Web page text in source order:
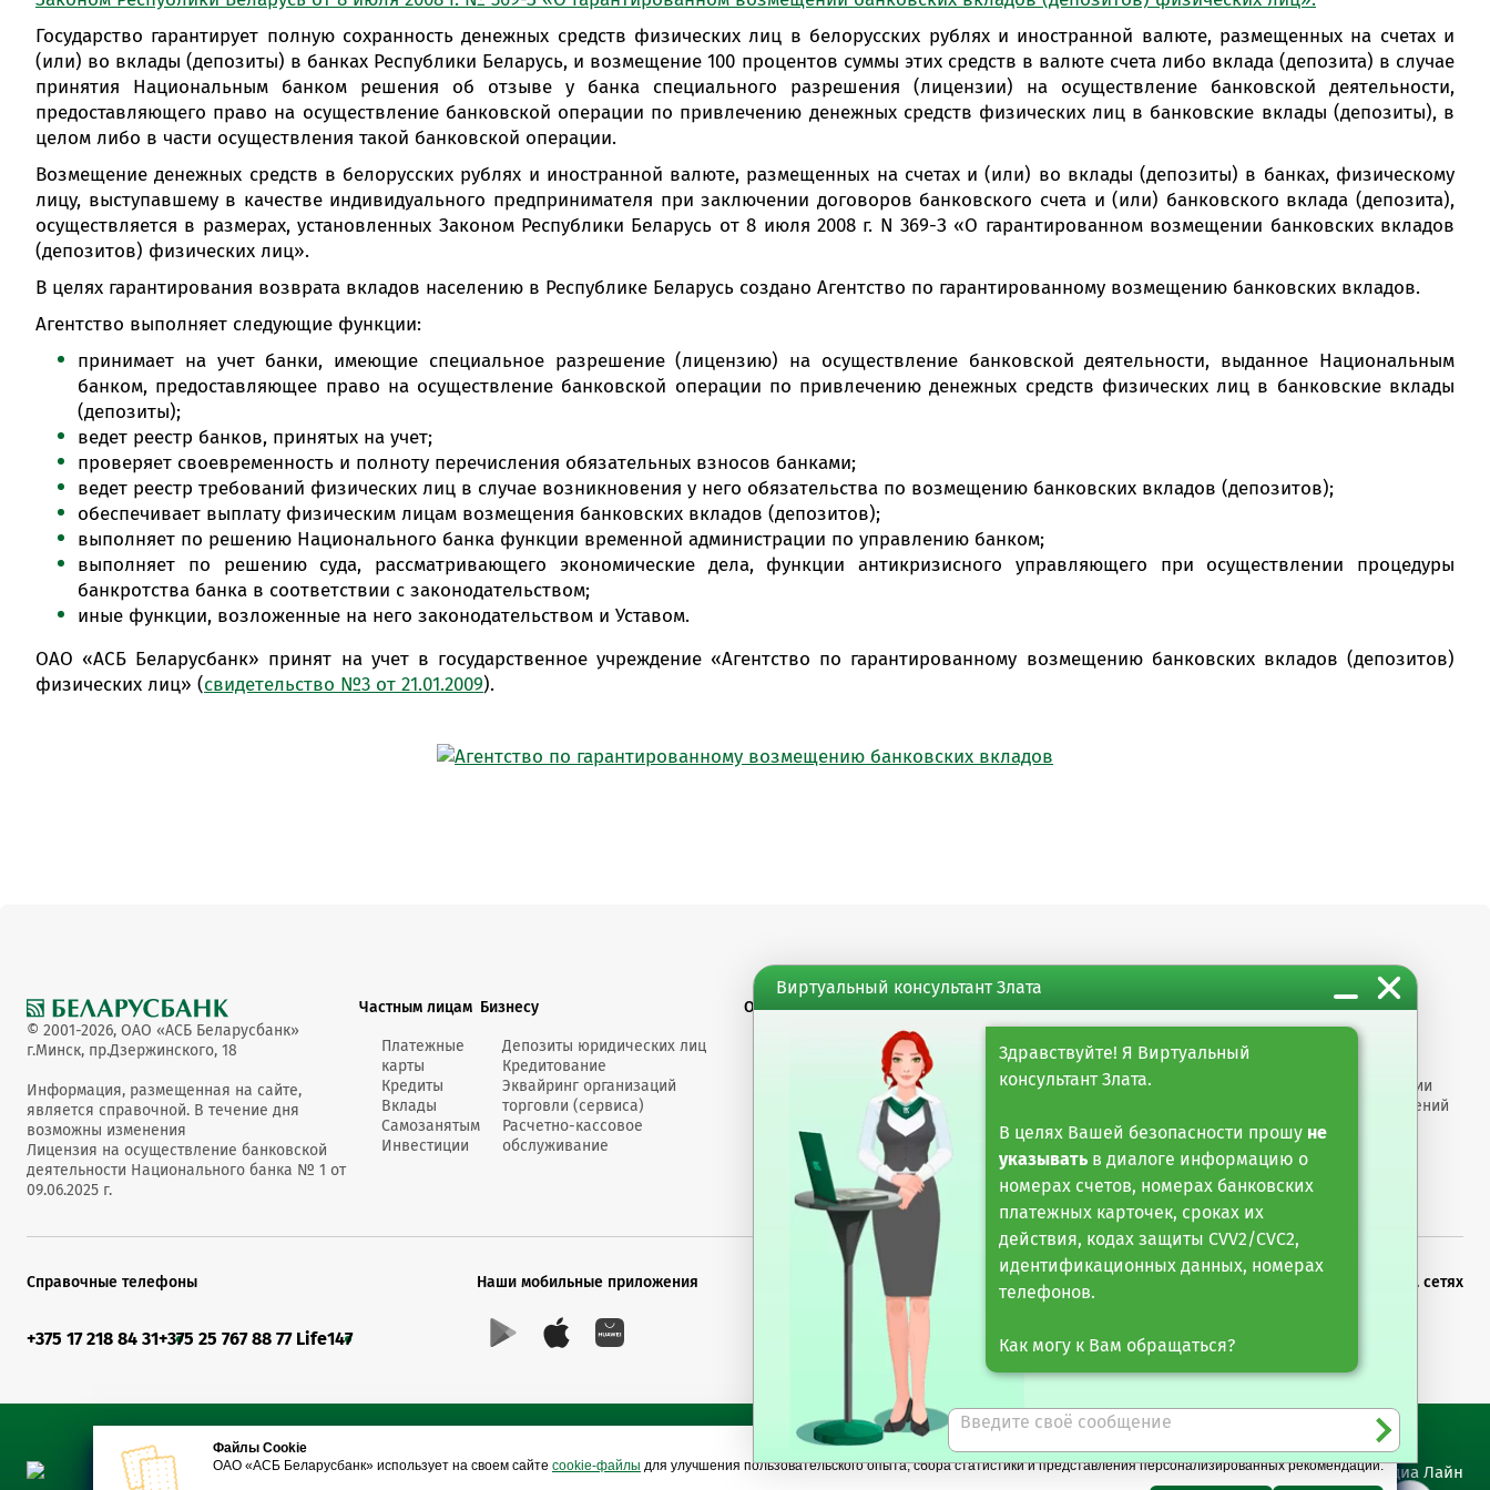
пн—пт 9:00 - 20:00*
* кроме праздничных дней
Контакт-центр
Swoo Pay
Переводы по
номеру
Подробнее
Государство гарантирует полную сохранность денежных средств физических лиц в белорусских рублях и иностранной валюте, размещенных на счетах и
(или) во вклады (депозиты) в банках Республики Беларусь, и возмещение 100 процентов суммы этих средств в валюте счета либо вклада (депозита) в случае
принятия Национальным банком решения об отзыве у банка специального разрешения (лицензии) на осуществление банковской деятельности,
предоставляющего право на осуществление банковской операции по привлечению денежных средств физических лиц в банковские вклады (депозиты), в
целом либо в части осуществления такой банковской операции.
Возмещение денежных средств в белорусских рублях и иностранной валюте, размещенных на счетах и (или) во вклады (депозиты) в банках, физическому
лицу, выступавшему в качестве индивидуального предпринимателя при заключении договоров банковского счета и (или) банковского вклада (депозита),
осуществляется в размерах, установленных Законом Республики Беларусь от 8 июля 2008 г. N 369-З «О гарантированном возмещении банковских вкладов
(депозитов) физических лиц».
В целях гарантирования возврата вкладов населению в Республике Беларусь создано Агентство по гарантированному возмещению банковских вкладов.
Агентство выполняет следующие функции:
принимает на учет банки, имеющие специальное разрешение (лицензию) на осуществление банковской деятельности, выданное Национальным
банком, предоставляющее право на осуществление банковской операции по привлечению денежных средств физических лиц в банковские вклады
(депозиты);
ведет реестр банков, принятых на учет;
проверяет своевременность и полноту перечисления обязательных взносов банками;
ведет реестр требований физических лиц в случае возникновения у него обязательства по возмещению банковских вкладов (депозитов);
обеспечивает выплату физическим лицам возмещения банковских вкладов (депозитов);
выполняет по решению Национального банка функции временной администрации по управлению банком;
выполняет по решению суда, рассматривающего экономические дела, функции антикризисного управляющего при осуществлении процедуры
банкротства банка в соответствии с законодательством;
иные функции, возложенные на него законодательством и Уставом.
ОАО «АСБ Беларусбанк» принят на учет в государственное учреждение «Агентство по гарантированному возмещению банковских вкладов (депозитов)
физических лиц» (свидетельство №3 от 21.01.2009).
© 2001-2026, ОАО «АСБ Беларусбанк»
г.Минск, пр.Дзержинского, 18
Информация, размещенная на сайте,
является справочной. В течение дня
возможны изменения
Лицензия на осуществление банковской
деятельности Национального банка № 1 от
09.06.2025 г.
Частным лицам
Платежные
карты
Кредиты
Вклады
Самозанятым
Инвестиции
Бизнесу
Депозиты юридических лиц
Кредитование
Эквайринг организаций
торговли (сервиса)
Расчетно-кассовое
обслуживание
О банке
вознаграждений
Пресс-центр
Банк сегодня
Финансовым организациям
Документы
Счета "Лоро"
Депозитарные услуги
Торговое финансирование и
документарные операции
Информация
Раскрытие информации
Размеры вознаграждений
Противодействие
мошенничеству
Справочные телефоны
+375 17 218 84 31+375 25 767 88 77 Life147
Наши мобильные приложения Будь в курсе последних новостей
Подписаться на рассылку
Можете следить за нами в соц. сетях
Сайты Беларусбанка Сайт разработан Медиа Лайн
Файлы Cookie
ОАО «АСБ Беларусбанк» использует на своем сайте cookie-файлы для улучшения пользовательского опыта, сбора статистики и представления персонализированных рекомендаций.
Виртуальный консультант Злата
Здравствуйте! Я Виртуальный
консультант Злата.
В целях Вашей безопасности прошу не
указывать в диалоге информацию о
номерах счетов, номерах банковских
платежных карточек, сроках их
действия, кодах защиты CVV2/CVC2,
идентификационных данных, номерах
телефонов.
Как могу к Вам обращаться?